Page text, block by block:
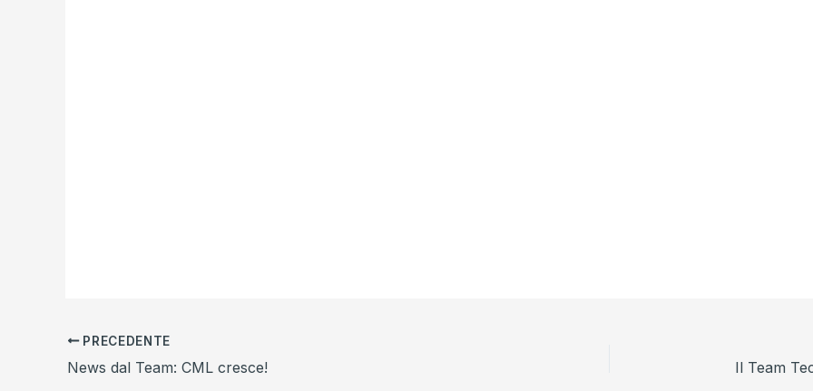
PRECEDENTE
News dal Team: CML cresce!